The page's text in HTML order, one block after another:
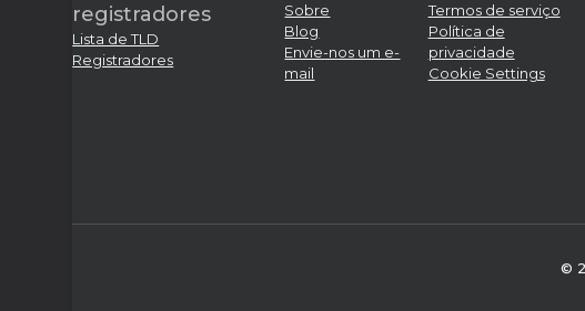
registradores
Lista de TLD
Registradores
Sobre
Blog
Envie-nos um e-
mail
Termos de serviço
Política de
privacidade
Cookie Settings
©